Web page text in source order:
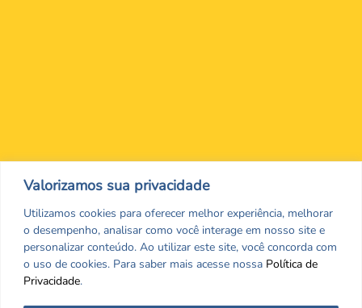
Valorizamos sua privacidade
Utilizamos cookies para oferecer melhor experiência, melhorar
o desempenho, analisar como você interage em nosso site e
personalizar conteúdo. Ao utilizar este site, você concorda com
o uso de cookies. Para saber mais acesse nossa Política de
Privacidade.